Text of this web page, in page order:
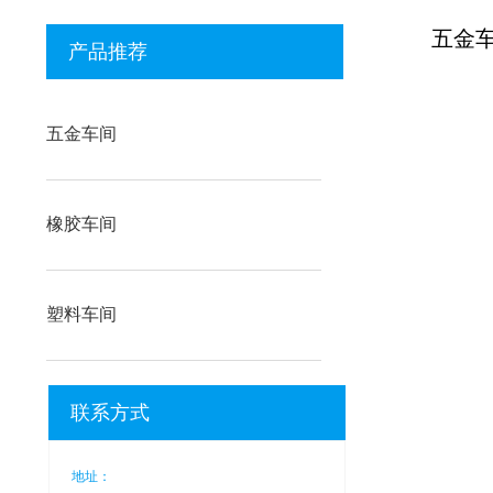
产品推荐
五金车间
橡胶车间
塑料车间
联系方式
地址：
五金